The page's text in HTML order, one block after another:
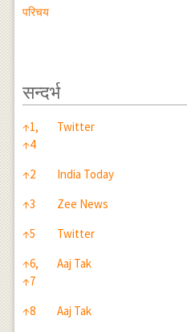
परिचय
सन्दर्भ
सन्दर्भ
↑1,
↑4
Twitter
↑2
India Today
↑3
Zee News
↑5
Twitter
↑6,
↑7
Aaj Tak
↑8
Aaj Tak